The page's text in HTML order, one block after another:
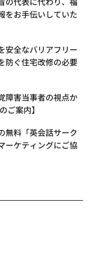
をお手伝いしていた
安全なバリアフリー
防ぐ住宅改修の必要
障害当事者の視点か
ご案内】
無料「英会話サーク
ーケティングにご協